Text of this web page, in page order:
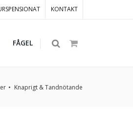
KONTAKT
FÅGEL
Knaprigt & Tandnötande